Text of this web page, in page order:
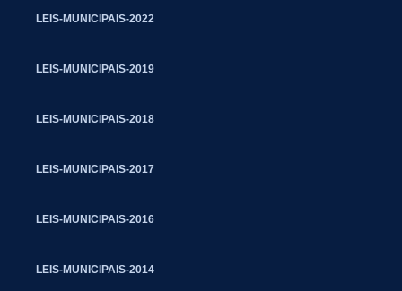
LEIS-MUNICIPAIS-2022
LEIS-MUNICIPAIS-2019
LEIS-MUNICIPAIS-2018
LEIS-MUNICIPAIS-2017
LEIS-MUNICIPAIS-2016
LEIS-MUNICIPAIS-2014